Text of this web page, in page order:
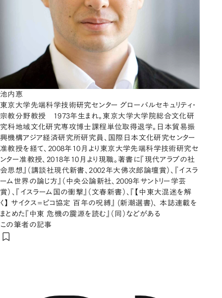
池内恵
東京大学先端科学技術研究センター グローバルセキュリティ・
宗教分野教授 1973年生まれ。東京大学大学院総合文化研
究科地域文化研究専攻博士課程単位取得退学。日本貿易振
興機構アジア経済研究所研究員、国際日本文化研究センター
准教授を経て、2008年10月より東京大学先端科学技術研究セ
ンター准教授、2018年10月より現職。著書に『現代アラブの社
会思想』（講談社現代新書、2002年大佛次郎論壇賞）、『イスラ
ーム世界の論じ方』（中央公論新社、2009年サントリー学芸
賞）、『イスラーム国の衝撃』（文春新書）、『【中東大混迷を解
く】 サイクス=ピコ協定 百年の呪縛』 (新潮選書)、 本誌連載を
まとめた『中東 危機の震源を読む』（同）などがある
この筆者の記事